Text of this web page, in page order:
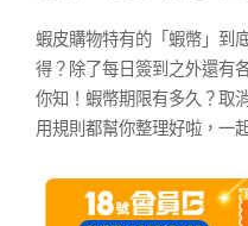
蝦皮購物特有的「蝦幣」到
得？除了每日簽到之外還有
你知！蝦幣期限有多久？取
用規則都幫你整理好啦，一